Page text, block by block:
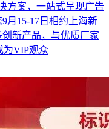
方案，一站式呈现广告
月15-17日相约上海新
新产品，与优质厂家
为VIP观众